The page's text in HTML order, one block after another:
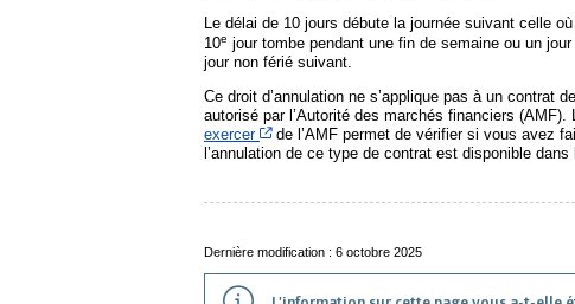
Le délai de 10 jours débute la journée suivant celle
10e jour tombe pendant une fin de semaine ou un
jour non férié suivant.
Ce droit d’annulation ne s’applique pas à un contrat
autorisé par l’Autorité des marchés financiers (AMF).
exercer
Cet hyperlien s’ouvrira dans une nouvelle
de l’AMF permet de vérifier si vous avez
l’annulation de ce type de contrat est disponible dans
Dernière modification : 6 octobre 2025